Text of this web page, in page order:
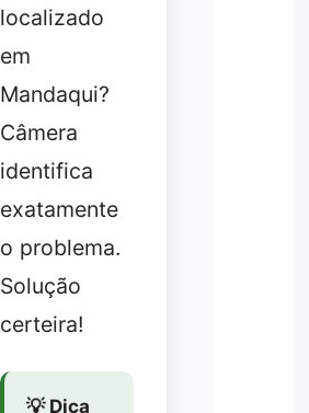
localizado
em
Mandaqui?
Câmera
identifica
exatamente
o problema.
Solução
certeira!
💡 Dica